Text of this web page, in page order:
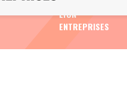
LYON
ENTREPRISES